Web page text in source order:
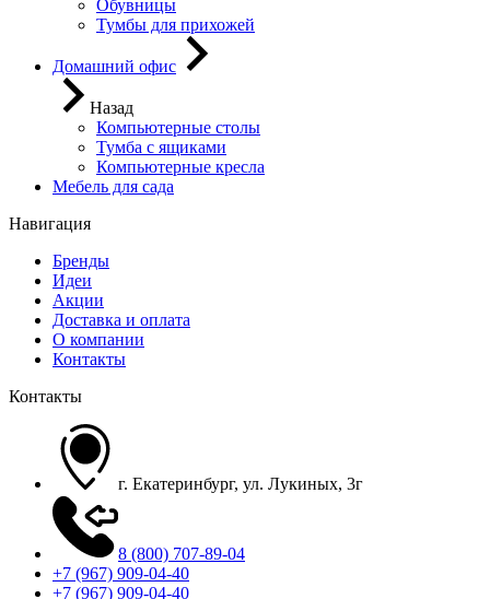
Обувницы
Тумбы для прихожей
Домашний офис
Назад
Компьютерные столы
Тумба с ящиками
Компьютерные кресла
Мебель для сада
Навигация
Бренды
Идеи
Акции
Доставка и оплата
О компании
Контакты
Контакты
г. Екатеринбург, ул. Лукиных, 3г
8 (800) 707-89-04
+7 (967) 909-04-40
+7 (967) 909-04-40